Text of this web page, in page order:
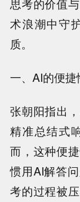
思考的价值
术浪潮中守
质。
一、AI的便
张朝阳指出
精准总结式
而，这种便
惯用AI解答
考的过程被